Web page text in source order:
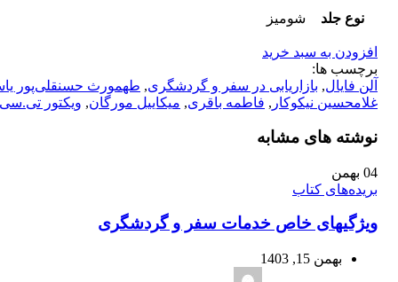
نوع جلد شومیز
افزودن به سبد خرید
برچسب ها:
آلن فایال, بازاریابی در سفر و گردشگری, طهمورث حسنقلی‌پور
غلامحسین نیکوکار , فاطمه باقری, میکاییل مورگان, ویکتور تی.سی
نوشته های مشابه
04 بهمن
بریده‌های کتاب
ویژگی‎های خاص خدمات سفر و گردشگری
بهمن 15, 1403